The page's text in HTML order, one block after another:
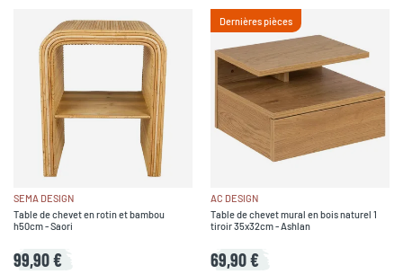
SEMA DESIGN
Table de chevet en rotin et bambou
h50cm - Saori
99,90 €
Dernières pièces
AC DESIGN
Table de chevet mural en bois naturel 1
tiroir 35x32cm - Ashlan
69,90 €